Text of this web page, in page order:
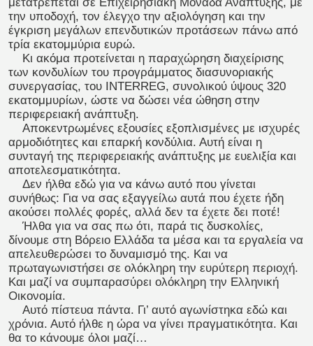
την υποδοχή, τον έλεγχο την αξιολόγηση και την
έγκριση μεγάλων επενδυτικών προτάσεων πάνω από
τρία εκατομμύρια ευρώ.
Κι ακόμα προτείνεται η παραχώρηση διαχείρισης
των κονδυλίων του προγράμματος διασυνοριακής
συνεργασίας, του ΙΝΤΕRREG, συνολικού ύψους 320
εκατομμυρίων, ώστε να δώσει νέα ώθηση στην
περιφερειακή ανάπτυξη.
Αποκεντρωμένες εξουσίες εξοπλισμένες με ισχυρές
αρμοδιότητες και επαρκή κονδύλια. Αυτή είναι η
συνταγή της περιφερειακής ανάπτυξης με ευελιξία και
αποτελεσματικότητα.
Δεν ήλθα εδώ για να κάνω αυτό που γίνεται
συνήθως: Για να σας εξαγγείλω αυτά που έχετε ήδη
ακούσει πολλές φορές, αλλά δεν τα έχετε δει ποτέ!
Ήλθα για να σας πω ότι, παρά τις δυσκολίες,
δίνουμε στη Βόρειο Ελλάδα τα μέσα και τα εργαλεία να
απελευθερώσει το δυναμισμό της. Και να
πρωταγωνιστήσει σε ολόκληρη την ευρύτερη περιοχή.
Και μαζί να συμπαρασύρει ολόκληρη την Ελληνική
Οικονομία.
Αυτό πίστευα πάντα. Γι’ αυτό αγωνίστηκα εδώ και
χρόνια. Αυτό ήλθε η ώρα να γίνει πραγματικότητα. Και
θα το κάνουμε όλοι μαζί…